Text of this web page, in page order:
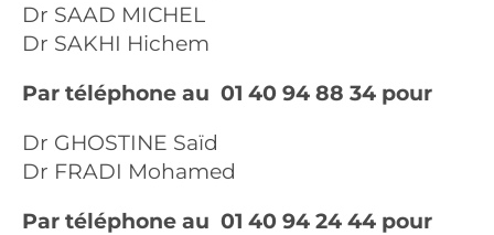
Dr SAAD MICHEL
Dr SAKHI Hichem
Par téléphone au 01 40 94 88 34 pour
Dr GHOSTINE Saïd
Dr FRADI Mohamed
Par téléphone au 01 40 94 24 44 pour